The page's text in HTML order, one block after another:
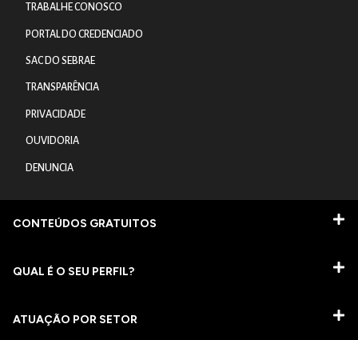
TRABALHE CONOSCO
PORTAL DO CREDENCIADO
SAC DO SEBRAE
TRANSPARÊNCIA
PRIVACIDADE
OUVIDORIA
DENUNCIA
CONTEÚDOS GRATUITOS
QUAL É O SEU PERFIL?
ATUAÇÃO POR SETOR